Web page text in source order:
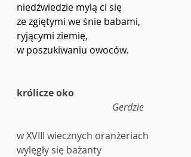
niedźwiedzie mylą ci się
ze zgiętymi we śnie babami,
ryjącymi ziemię,
w poszukiwaniu owoców.
królicze oko
Gerdzie
w XVIII wiecznych oranżeriach
wylęgły się bażanty